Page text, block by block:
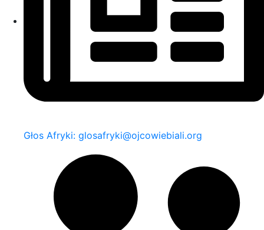
Głos Afryki: glosafryki@ojcowiebiali.org